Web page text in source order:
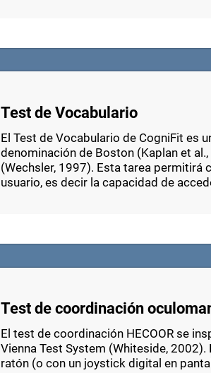
Test de Vocabulario
El Test de Vocabulario de CogniFit es
denominación de Boston (Kaplan et
(Wechsler, 1997). Esta tarea permitirá
usuario, es decir la capacidad de
Test de coordinación
El test de coordinación HECOOR se
Vienna Test System (Whiteside, 2002).
ratón (o con un joystick digital en